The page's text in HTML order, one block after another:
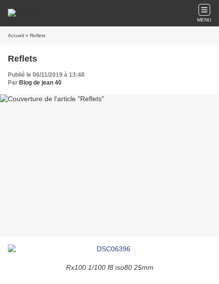
MENU
Accueil » Reflets
Reflets
Publié le 06/11/2019 à 13:48
Par Blog de jean 40
Rx100 1/100 f8 iso80 25mm